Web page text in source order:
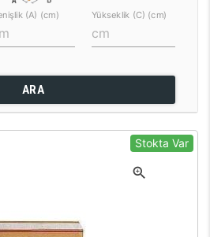
(A) (cm) Yükseklik (C) (cm)
ARA
Stokta Var